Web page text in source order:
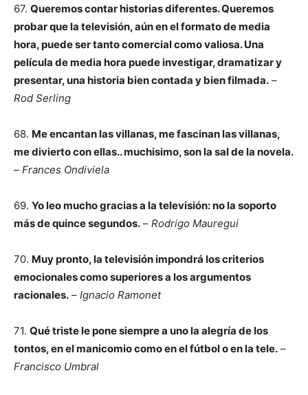
67. Queremos contar historias diferentes. Queremos
probar que la televisión, aún en el formato de media
hora, puede ser tanto comercial como valiosa. Una
película de media hora puede investigar, dramatizar y
presentar, una historia bien contada y bien filmada. –
Rod Serling
68. Me encantan las villanas, me fascinan las villanas,
me divierto con ellas.. muchisimo, son la sal de la novela.
– Frances Ondiviela
69. Yo leo mucho gracias a la televisión: no la soporto
más de quince segundos. – Rodrigo Mauregui
70. Muy pronto, la televisión impondrá los criterios
emocionales como superiores a los argumentos
racionales. – Ignacio Ramonet
71. Qué triste le pone siempre a uno la alegría de los
tontos, en el manicomio como en el fútbol o en la tele. –
Francisco Umbral